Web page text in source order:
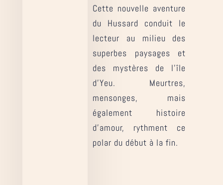
Cette nouvelle aventure
du Hussard conduit le
lecteur au milieu des
superbes paysages et
des mystères de l’île
d’Yeu. Meurtres,
mensonges, mais
également histoire
d’amour, rythment ce
polar du début à la fin.